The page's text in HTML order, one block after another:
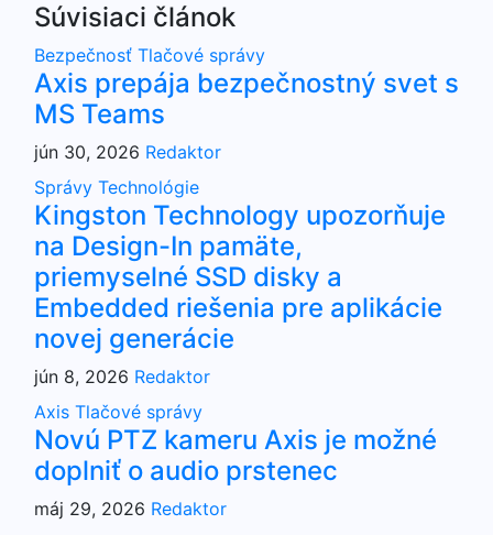
Súvisiaci článok
Bezpečnosť Tlačové správy
Axis prepája bezpečnostný svet s
MS Teams
jún 30, 2026 Redaktor
Správy Technológie
Kingston Technology upozorňuje
na Design-In pamäte,
priemyselné SSD disky a
Embedded riešenia pre aplikácie
novej generácie
jún 8, 2026 Redaktor
Axis Tlačové správy
Novú PTZ kameru Axis je možné
doplniť o audio prstenec
máj 29, 2026 Redaktor